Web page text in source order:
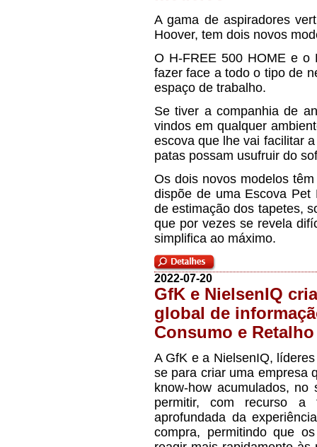
A gama de aspiradores
Hoover, tem dois novos
O H-FREE 500 HOME e o
fazer face a todo o tipo de
espaço de trabalho.
Se tiver a companhia de
vindos em qualquer
escova que lhe vai facilitar
patas possam usufruir do
Os dois novos modelos
dispõe de uma Escova
de estimação dos tapetes,
que por vezes se revela
simplifica ao máximo.
2022-07-20
GfK e NielsenIQ
global de
Consumo e Retalho
A GfK e a NielsenIQ,
se para criar uma empresa
know-how acumulados,
permitir, com recurso a
aprofundada da
compra, permitindo que